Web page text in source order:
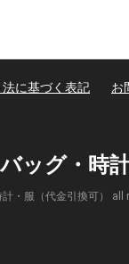
に基づく表記 お
ッグ・時
・服（代金引換可） all